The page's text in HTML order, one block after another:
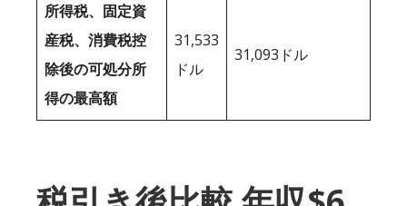
所得税、固定資
産税、消費税控
除後の可処分所
得の最高額
31,533
ドル
31,093ドル